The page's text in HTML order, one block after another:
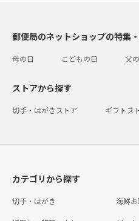
郵便局のネットショップの特集
母の日 こどもの日 父
ストアから探す
切手・はがきストア ギフトス
カテゴリから探す
切手・はがき 海鮮